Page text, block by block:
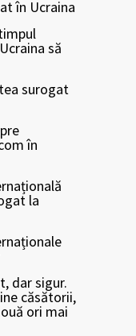
în Ucraina
să
surogat
în
la
dar sigur.
căsătorii,
ori mai